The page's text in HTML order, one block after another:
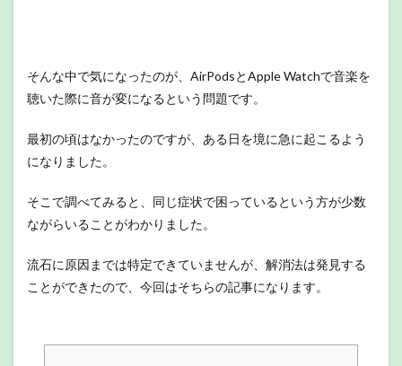
そんな中で気になったのが、AirPodsとApple Watchで音楽を
聴いた際に音が変になるという問題です。
最初の頃はなかったのですが、ある日を境に急に起こるよう
になりました。
そこで調べてみると、同じ症状で困っているという方が少数
ながらいることがわかりました。
流石に原因までは特定できていませんが、解消法は発見する
ことができたので、今回はそちらの記事になります。